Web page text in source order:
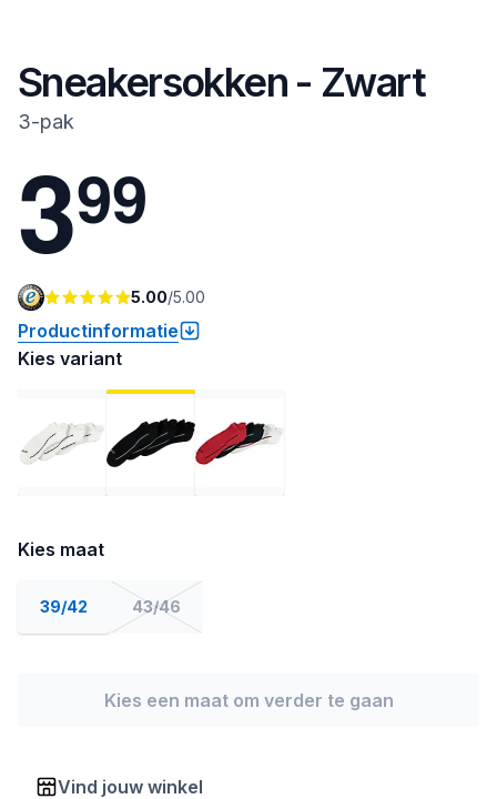
Sneakersokken - Zwart
3-pak
399
5.00/5.00
Productinformatie
Kies variant
Kies maat
39/42 43/46
Kies een maat om verder te gaan
Vind jouw winkel